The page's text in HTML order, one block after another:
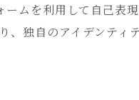
ムを利用して自己表
独自のアイデンティ